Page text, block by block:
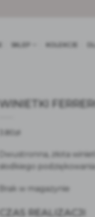
SKLEP KOLEKCJE
WINIETKI
zł
Dwustronna, złota
słodkiego
Brak w magazynie
CZAS REALIZACJI